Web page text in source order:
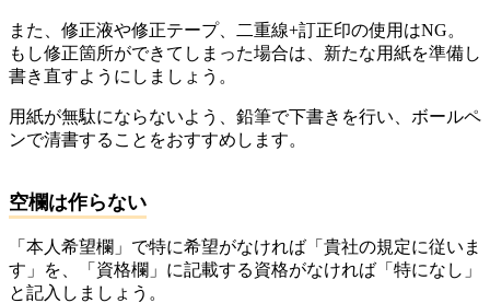
また、修正液や修正テープ、二重線+訂正印の使用はNG。
もし修正箇所ができてしまった場合は、新たな用紙を準備し
書き直すようにしましょう。
用紙が無駄にならないよう、鉛筆で下書きを行い、ボールペ
ンで清書することをおすすめします。
空欄は作らない
「本人希望欄」で特に希望がなければ「貴社の規定に従いま
す」を、「資格欄」に記載する資格がなければ「特になし」
と記入しましょう。